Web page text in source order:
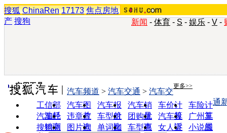
搜狐 ChinaRen 17173 焦点房地
产 搜狗 新闻 - 体育 - S - 娱乐 - V -
实用工具 更多>>
工信部
油耗
汽车图
片
汽车报
价
汽车销
量
车价计
算
车险计
算
汽车经
销商
违章查
询
车型对
比
团购优
惠
汽车投
诉
广州车
展
搜狗浏
图片欣
单词翻
车型查
女人宝
小说阅
汽车频道 > 汽车交通 > 汽车交
通